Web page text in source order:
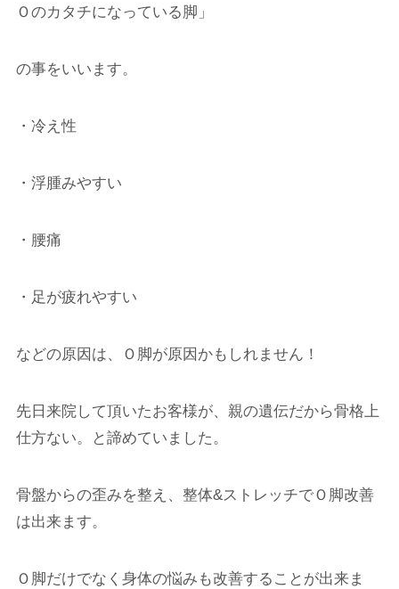
Ｏのカタチになっている脚」
の事をいいます。
・冷え性
・浮腫みやすい
・腰痛
・足が疲れやすい
などの原因は、Ｏ脚が原因かもしれません！
先日来院して頂いたお客様が、親の遺伝だから骨格上
仕方ない。と諦めていました。
骨盤からの歪みを整え、整体&ストレッチでＯ脚改善
は出来ます。
Ｏ脚だけでなく身体の悩みも改善することが出来ま